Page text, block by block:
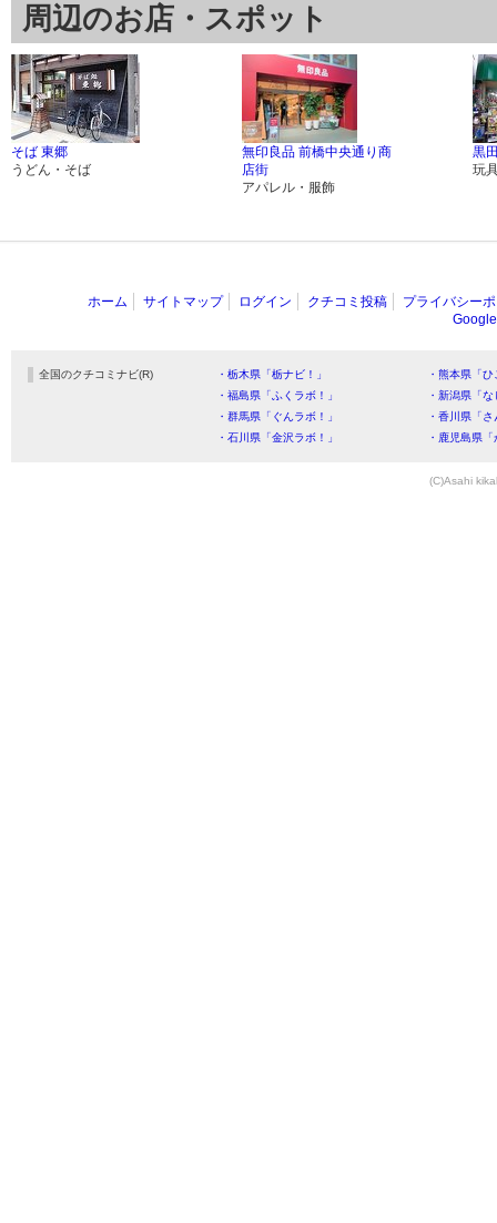
周辺のお店・スポット
そば 東郷
うどん・そば
無印良品 前橋中央通り商
店街
アパレル・服飾
黒
玩
ホーム サイトマップ ログイン クチコミ投稿
プライバシー
全国のクチコミナビ(R) ・栃木県「栃ナビ！」
・熊本県「
・福島県「ふくラボ！」
・新潟県「
・群馬県「ぐんラボ！」
・香川県「
・石川県「金沢ラボ！」
・鹿児島県
(C)Asahi